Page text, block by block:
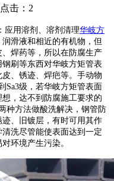
点击： 2
应用溶剂、溶剂清理华岐方
滑液和相近的有机物，但
焊药等，所以在防腐生产
刷等东西对华岐方矩管表
、锈迹、焊疤等。手动物
Sa3级，若华岐方矩管表面
，达不到防腐施工要求的
种方法做酸洗解决，钢管防
、旧镀层，有时可用其作
洗尽管能使表面达到一定
环境产生污染。